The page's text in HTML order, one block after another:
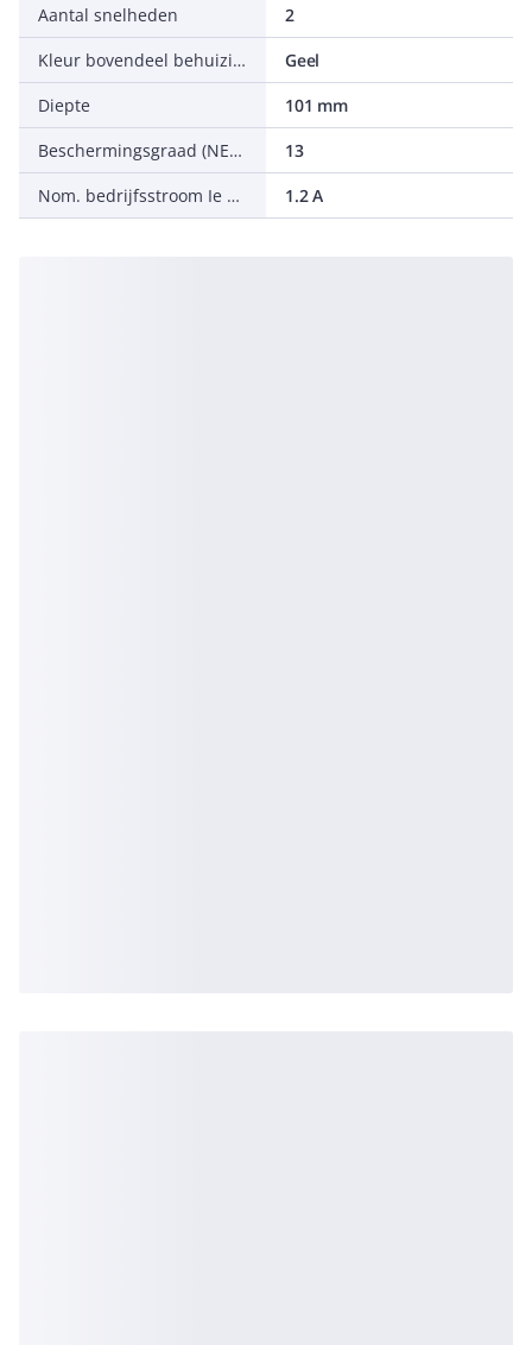
Aantal snelheden
2
Kleur bovendeel behuizing
Geel
Diepte
101 mm
Beschermingsgraad (NEMA)
13
Nom. bedrijfsstroom Ie bij AC15, 600 V
1.2 A